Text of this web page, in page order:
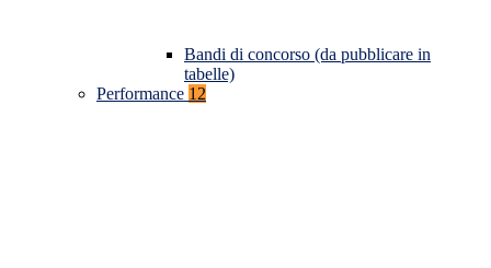
Bandi di concorso (da pubblicare in
tabelle)
Performance 12